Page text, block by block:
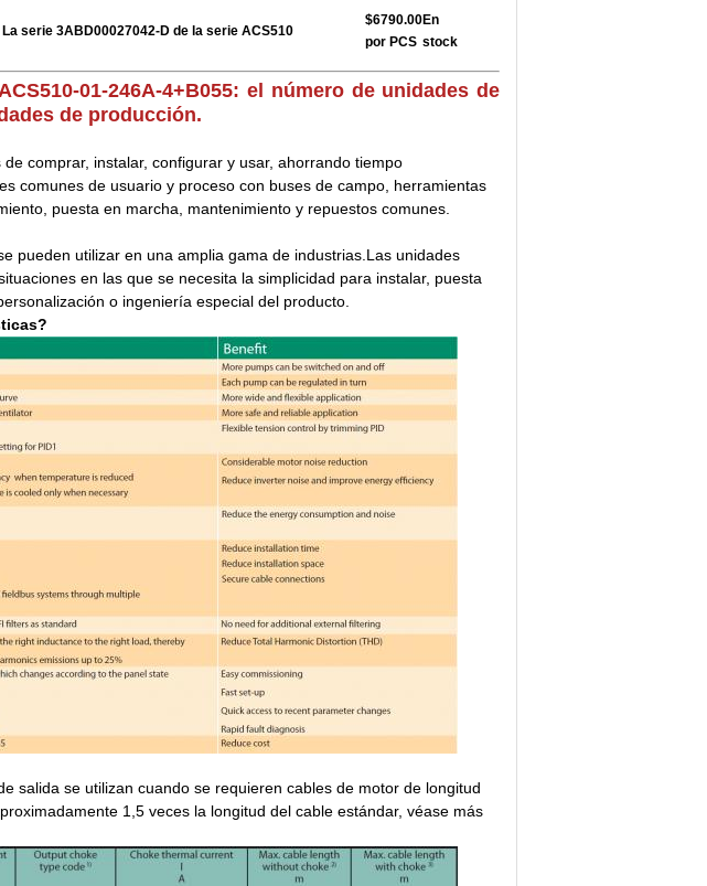
La serie 3ABD00027042-D de la serie ACS510
$6790.00
por PCS
En
stock
01-246A-4+B055: el número de unidades de
de producción.
comprar, instalar, configurar y usar, ahorrando tiempo
comunes de usuario y proceso con buses de campo, herramientas
puesta en marcha, mantenimiento y repuestos comunes.
pueden utilizar en una amplia gama de industrias.Las unidades
en las que se necesita la simplicidad para instalar, puesta
o ingeniería especial del producto.
salida se utilizan cuando se requieren cables de motor de longitud
1,5 veces la longitud del cable estándar, véase más